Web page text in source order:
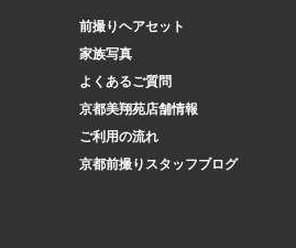
前撮りヘアセット
家族写真
よくあるご質問
京都美翔苑店舗情報
ご利用の流れ
京都前撮りスタッフブログ